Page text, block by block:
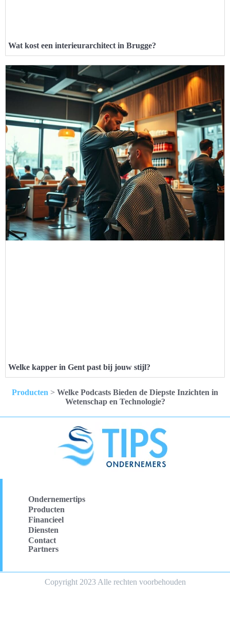
Wat kost een interieurarchitect in Brugge?
Welke kapper in Gent past bij jouw stijl?
Producten > Welke Podcasts Bieden de Diepste Inzichten in
Wetenschap en Technologie?
Ondernemertips
Producten
Financieel
Diensten
Contact
Partners
Copyright 2023 Alle rechten voorbehouden